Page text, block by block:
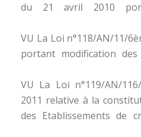
du 21 avril 2010
VU La Loi n°118/AN/11/
portant modification
VU La Loi n°119/AN/
2011 relative à la
des Etablissements de